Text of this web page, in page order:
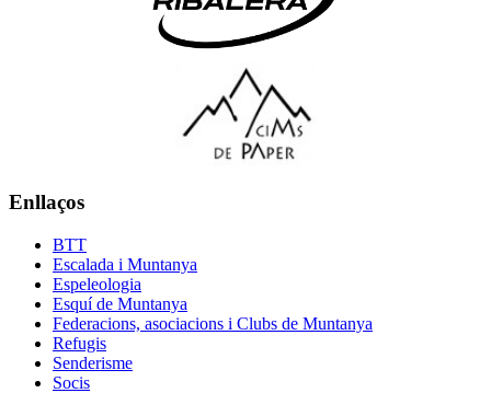
Enllaços
BTT
Escalada i Muntanya
Espeleologia
Esquí de Muntanya
Federacions, asociacions i Clubs de Muntanya
Refugis
Senderisme
Socis